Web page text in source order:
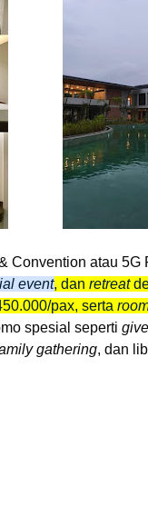
Convention atau 5G
event, dan retreat
pax, serta
spesial seperti
gathering, dan